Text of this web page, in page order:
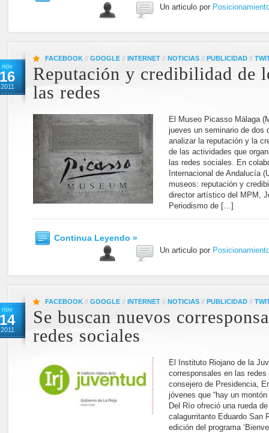
Un articulo por
nov
16
2011
FACEBOOK // GOOGLE // INTERNET // NOTICIAS // PUBLICIDAD //
Reputación y credibilidad de
las redes
El Museo Picasso Málaga
jueves un seminario de dos
analizar la reputación y la
de las actividades que
las redes sociales. En
Internacional de Andalucía
museos: reputación y
director artístico del MPM,
Periodismo de […]
Continua Leyendo »
Un articulo por
nov
14
2011
FACEBOOK // GOOGLE // INTERNET // NOTICIAS // PUBLICIDAD //
Se buscan nuevos
redes sociales
El Instituto Riojano de la
corresponsales en las
consejero de Presidencia,
jóvenes que “hay un
Del Río ofreció una rueda
calagurritanto Eduardo San
edición del programa